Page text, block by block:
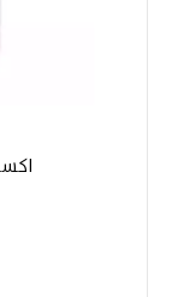
اكسسوار